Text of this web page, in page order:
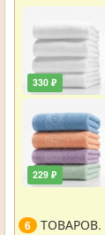
330 ₽
229 ₽
6 ТОВАРОВ.